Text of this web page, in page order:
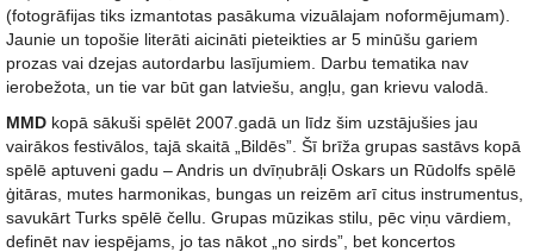
(fotogrāfijas tiks izmantotas pasākuma vizuālajam noformējumam).
Jaunie un topošie literāti aicināti pieteikties ar 5 minūšu gariem
prozas vai dzejas autordarbu lasījumiem. Darbu tematika nav
ierobežota, un tie var būt gan latviešu, angļu, gan krievu valodā.
MMD kopā sākuši spēlēt 2007.gadā un līdz šim uzstājušies jau
vairākos festivālos, tajā skaitā „Bildēs”. Šī brīža grupas sastāvs kopā
spēlē aptuveni gadu – Andris un dvīņubrāļi Oskars un Rūdolfs spēlē
ģitāras, mutes harmonikas, bungas un reizēm arī citus instrumentus,
savukārt Turks spēlē čellu. Grupas mūzikas stilu, pēc viņu vārdiem,
definēt nav iespējams, jo tas nākot „no sirds”, bet koncertos